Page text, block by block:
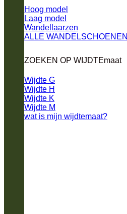
Hoog model
Laag model
Wandellaarzen
ALLE WANDELSCHOENEN
ZOEKEN OP WIJDTEmaat
Wijdte G
Wijdte H
Wijdte K
Wijdte M
wat is mijn wijdtemaat?